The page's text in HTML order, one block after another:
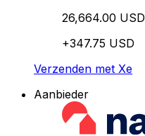
26,664.00 USD
+347.75 USD
Verzenden met Xe
Aanbieder